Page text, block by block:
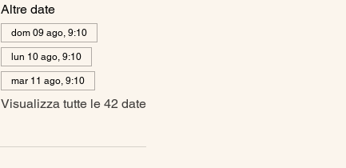
Altre date
dom 09 ago, 9:10
lun 10 ago, 9:10
mar 11 ago, 9:10
Visualizza tutte le 42 date